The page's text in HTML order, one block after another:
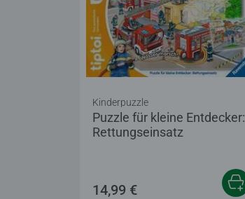
Puzzle für kleine Entdecker:
Rettungseinsatz
Kinderpuzzle
14,99 €